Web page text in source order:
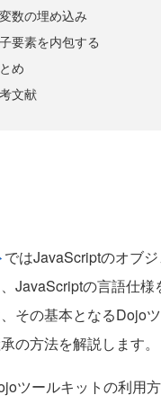
変数の埋め込み
子要素を内包する
め
文献
ではJavaScriptのオブ
JavaScriptの言語仕様
その基本となるDojo
の方法を解説します。
ツールキットの利用